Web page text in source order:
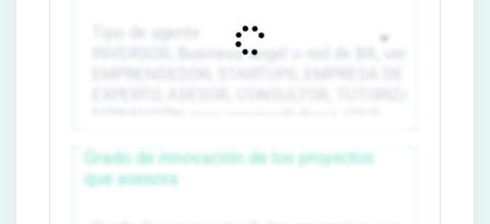
Grado de innovación de los proyectos
que asesora